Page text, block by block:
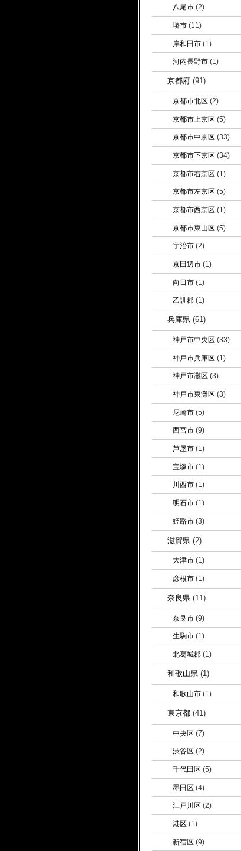
八尾市(2)
堺市(11)
岸和田市(1)
河内長野市(1)
京都府(91)
京都市北区 (2)
京都市上京区(5)
京都市中京区 (33)
京都市下京区(34)
京都市右京区(1)
京都市左京区 (5)
京都市西京区(1)
京都市東山区(5)
宇治市(2)
京田辺市(1)
向日市(1)
乙訓郡(1)
兵庫県(61)
神戸市中央区(33)
神戸市兵庫区(1)
神戸市灘区 (3)
神戸市東灘区(3)
尼崎市(5)
西宮市(9)
芦屋市(1)
宝塚市(1)
川西市(1)
明石市(1)
姫路市(3)
滋賀県(2)
大津市(1)
彦根市(1)
奈良県(11)
奈良市(9)
生駒市(1)
北葛城郡(1)
和歌山県(1)
和歌山市(1)
東京都(41)
中央区(7)
渋谷区 (2)
千代田区(5)
墨田区(4)
江戸川区 (2)
港区(1)
新宿区(9)